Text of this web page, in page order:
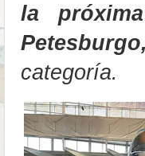
la
categoría.